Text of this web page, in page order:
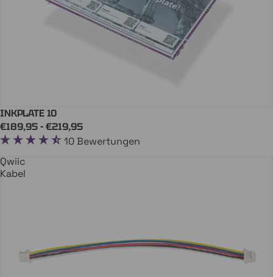
INKPLATE
In Den Einkaufswagen
INKPLATE 10
€189,95 - €219,95
10 Bewertungen
Qwiic
Kabel